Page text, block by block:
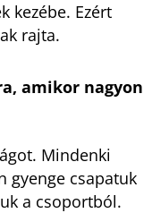
kezébe. Ezért
rajta.
amikor nagyon
Mindenki
gyenge csapatuk
a csoportból.